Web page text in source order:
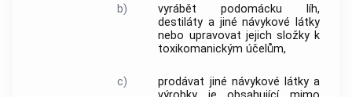
b)
vyrábět podomácku líh,
destiláty a jiné návykové látky
nebo upravovat jejich složky k
toxikomanickým účelům,
c)
prodávat jiné návykové látky a